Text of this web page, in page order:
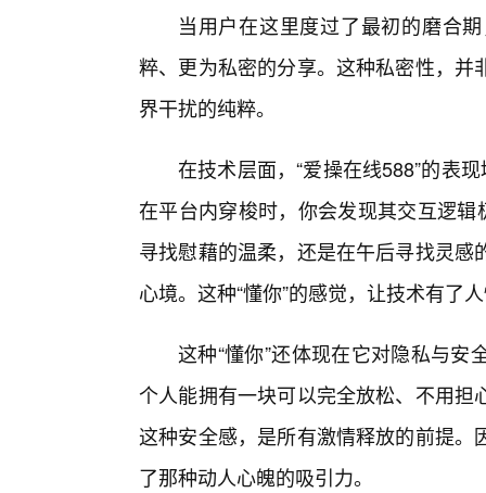
当用户在这里度过了最初的磨合
粹、更为私密的分享。这种私密性，
界干扰的纯粹。
在技术层面，“爱操在线588”的表
在平台内穿梭时，你会发现其交互逻
寻找慰藉的温柔，还是在午后寻找灵
心境。这种“懂你”的感觉，让技术有了
这种“懂你”还体现在它对隐私与
个人能拥有一块可以完全放松、不用
这种安全感，是所有激情释放的前提
了那种动人心魄的吸引力。